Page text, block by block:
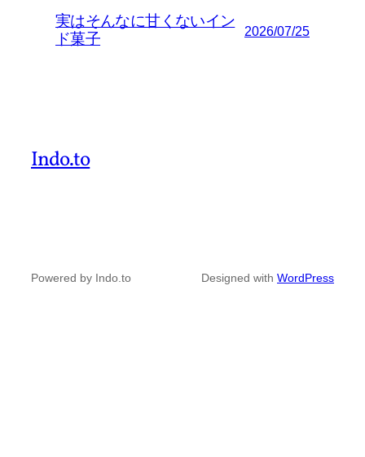
実はそんなに甘くないイン
ド菓子
2026/07/25
Indo.to
Powered by Indo.to Designed with WordPress